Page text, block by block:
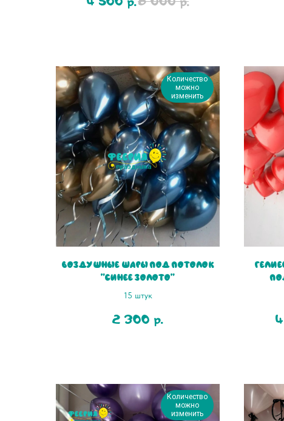
Количество
можно
изменить
Воздушные шары под потолок
"Синее золото"
15 штук
2 300 р.
Количество
можно
изменить